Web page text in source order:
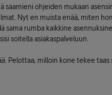
saamieni ohjeiden mukaan
Nyt en muista enää, miten
sama rumba kaikkine
soitella asiakaspalveluun.
Pelottaa, milloin kone tekee taas